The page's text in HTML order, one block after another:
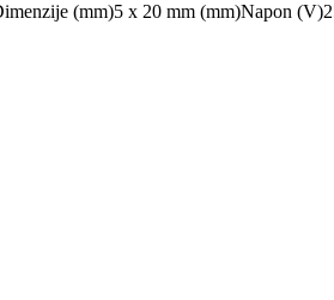
(mm)5 x 20 mm (mm)Napon